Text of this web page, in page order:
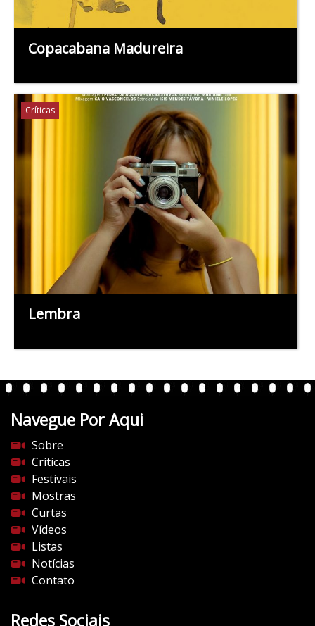
Copacabana Madureira
Críticas
Lembra
Navegue Por Aqui
Sobre
Críticas
Festivais
Mostras
Curtas
Vídeos
Listas
Notícias
Contato
Redes Sociais